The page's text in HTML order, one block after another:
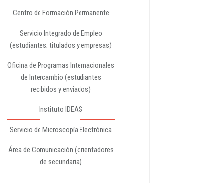
Centro de Formación Permanente
Servicio Integrado de Empleo
(estudiantes, titulados y empresas)
Oficina de Programas Internacionales
de Intercambio (estudiantes
recibidos y enviados)
Instituto IDEAS
Servicio de Microscopía Electrónica
Área de Comunicación (orientadores
de secundaria)